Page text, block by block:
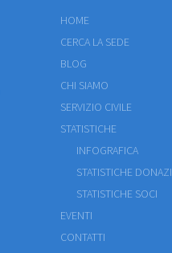
HOME
CERCA LA SEDE
BLOG
CHI SIAMO
SERVIZIO CIVILE
STATISTICHE
INFOGRAFICA
STATISTICHE
STATISTICHE SOCI
EVENTI
CONTATTI